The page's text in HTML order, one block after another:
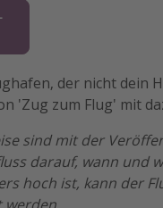
der nicht
'Zug zum Flug' mit
sind mit der
darauf, wann und
hoch ist, kann der
werden.